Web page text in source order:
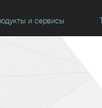
и сервисы